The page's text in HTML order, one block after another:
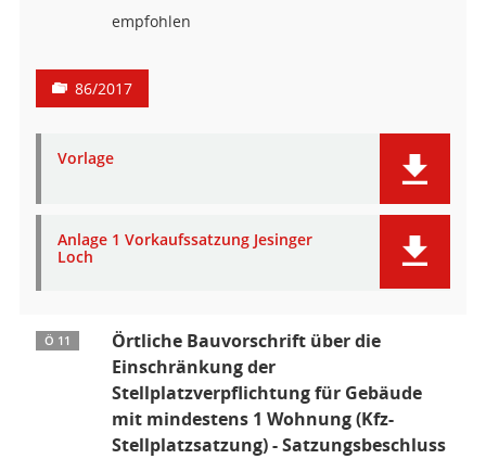
empfohlen
86/2017
Vorlage
Anlage 1 Vorkaufssatzung Jesinger
Loch
Ö 11
Örtliche Bauvorschrift über die
Einschränkung der
Stellplatzverpflichtung für Gebäude
mit mindestens 1 Wohnung (Kfz-
Stellplatzsatzung) - Satzungsbeschluss